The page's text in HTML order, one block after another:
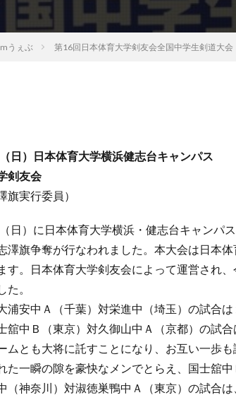
うぇぶ 第16回日本体育大学剣友会全国中学生剣道大
日）日本体育大学横浜健志台キャンパス
剣友会
実行委員）
日）に日本体育大学横浜・健志台キャンパ
澤旗争奪が行なわれました。本大会は日本
す。日本体育大学剣友会によって運営され
た。
浦安中Ａ（千葉）対栄進中（埼玉）の試合
舘中Ｂ（東京）対久御山中Ａ（京都）の試
ムとも大将に託すことになり、お互い一歩
た一瞬の隙を豪快なメンでとらえ、国士舘中
（神奈川）対淑徳巣鴨中Ａ（東京）の試合